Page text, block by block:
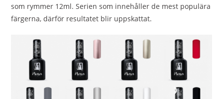
som rymmer 12ml. Serien som innehåller de mest populära
färgerna, därför resultatet blir uppskattat.